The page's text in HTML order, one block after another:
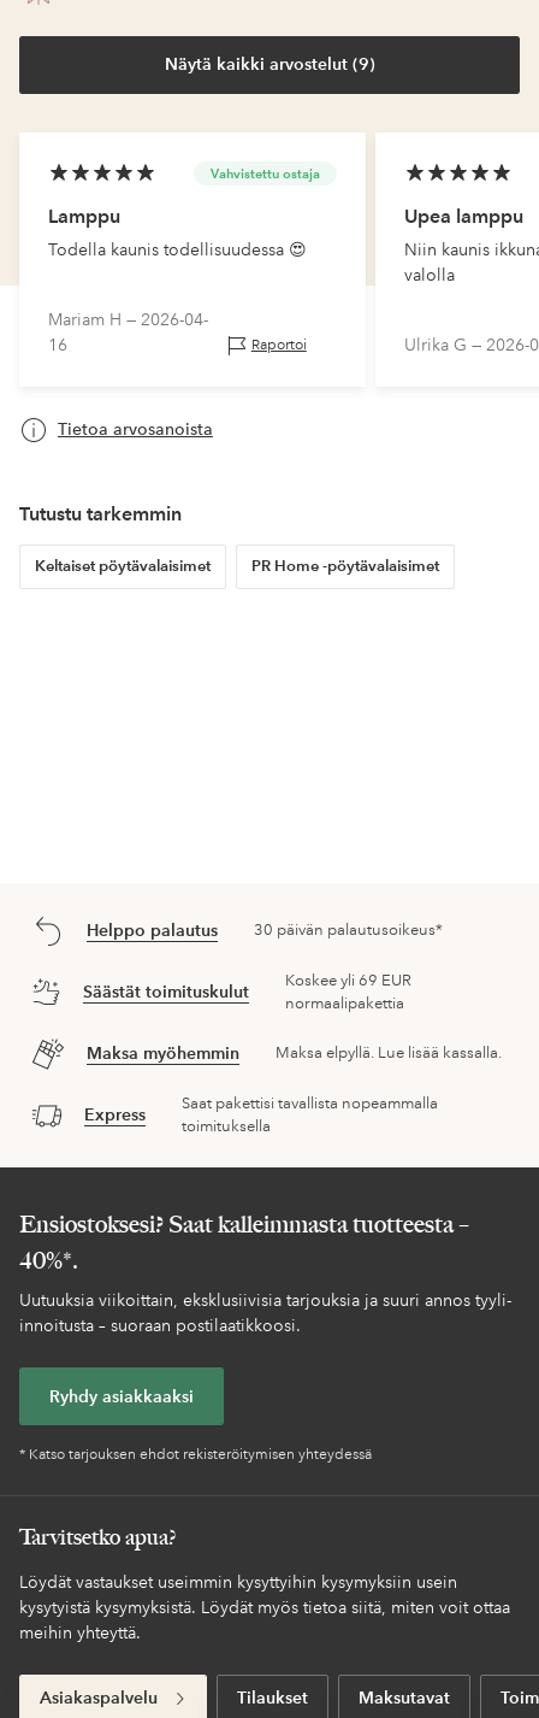
Näytä kaikki arvostelut (9)
Vahvistettu ostaja
Lamppu
Todella kaunis todellisuudessa 😍
Mariam H — 2026-04-
16
Raportoi
Upea lamppu
Niin kaunis
valolla
Ulrika G — 2026-
Tietoa arvosanoista
Tutustu tarkemmin
Keltaiset pöytävalaisimet PR Home -pöytävalaisimet
Helppo palautus 30 päivän palautusoikeus*
Säästät toimituskulut
Koskee yli 69 EUR
normaalipakettia
Maksa myöhemmin Maksa elpyllä. Lue lisää kassalla.
Express
Saat pakettisi tavallista nopeammalla
toimituksella
Ensiostoksesi? Saat kalleimmasta tuotteesta –
40%*.
Uutuuksia viikoittain, eksklusiivisia tarjouksia ja suuri annos tyyli-
innoitusta – suoraan postilaatikkoosi.
Ryhdy asiakkaaksi
* Katso tarjouksen ehdot rekisteröitymisen yhteydessä
Tarvitsetko apua?
Löydät vastaukset useimmin kysyttyihin kysymyksiin usein
kysytyistä kysymyksistä. Löydät myös tietoa siitä, miten voit ottaa
meihin yhteyttä.
Asiakaspalvelu Tilaukset Maksutavat